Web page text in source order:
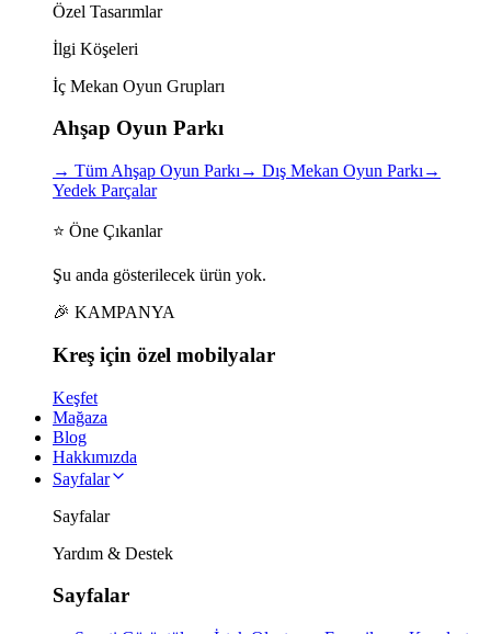
Özel Tasarımlar
İlgi Köşeleri
İç Mekan Oyun Grupları
Ahşap Oyun Parkı
→ Tüm Ahşap Oyun Parkı → Dış Mekan Oyun Parkı →
Yedek Parçalar
⭐ Öne Çıkanlar
Şu anda gösterilecek ürün yok.
🎉 KAMPANYA
Kreş için özel mobilyalar
Keşfet
Mağaza
Blog
Hakkımızda
Sayfalar
Sayfalar
Yardım & Destek
Sayfalar